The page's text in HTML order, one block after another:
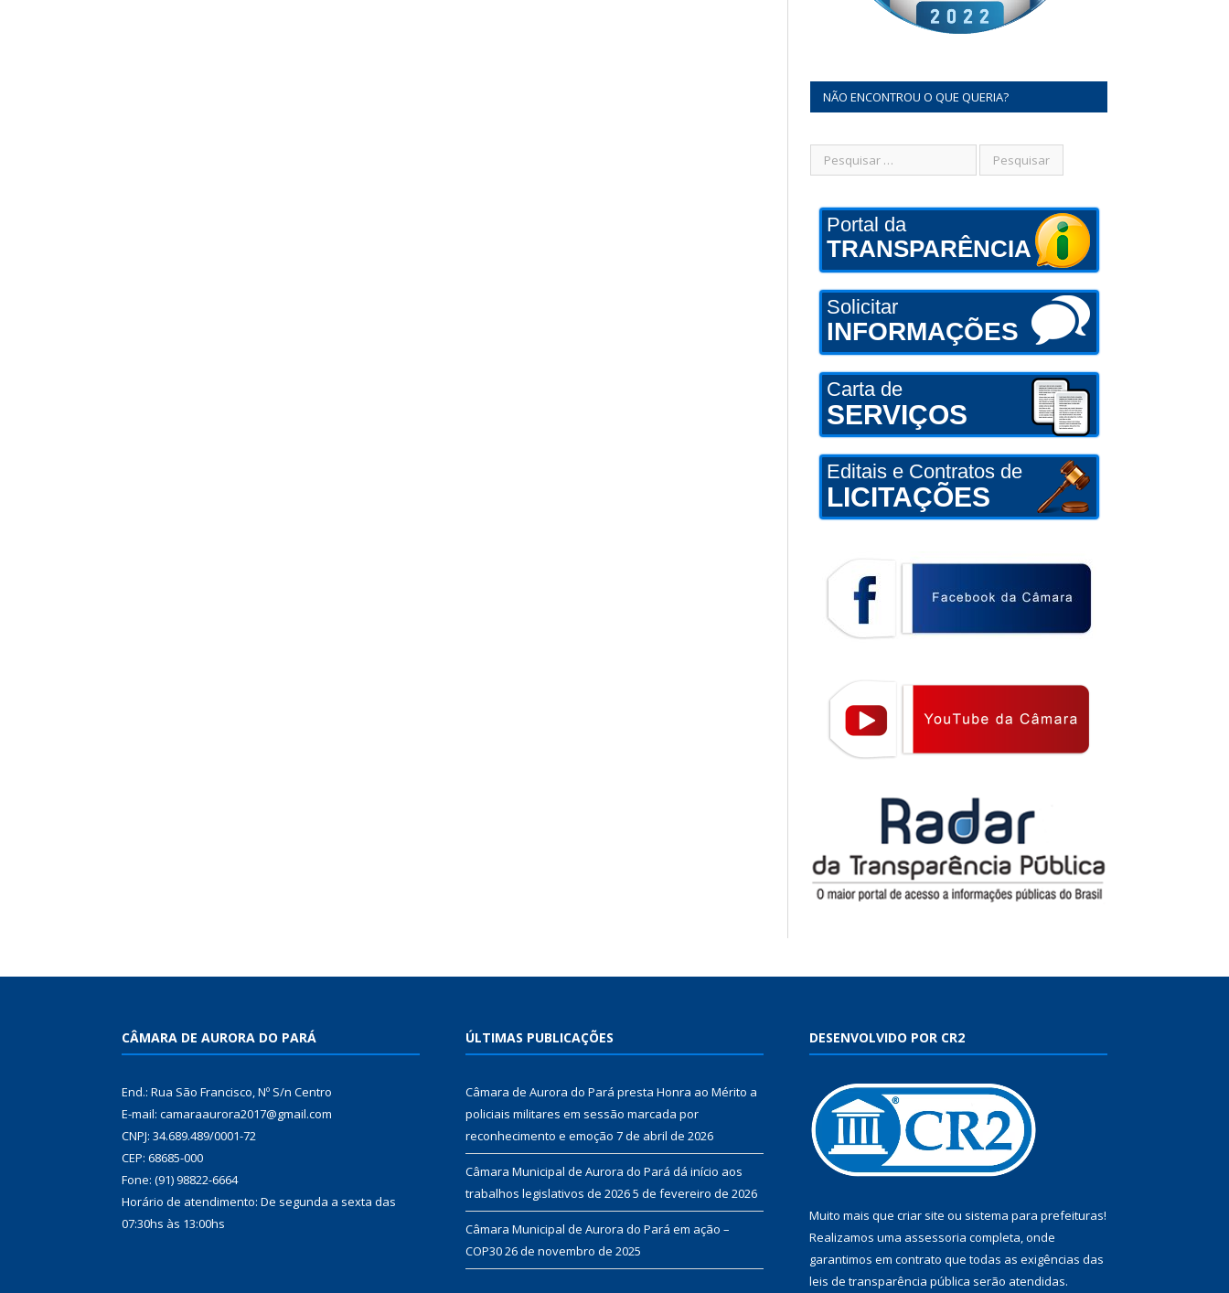
NÃO ENCONTROU O QUE QUERIA?
Portal da
TRANSPARÊNCIA
Solicitar
INFORMAÇÕES
Carta de
SERVIÇOS
Editais e Contratos de
LICITAÇÕES
CÂMARA DE AURORA DO PARÁ
End.: Rua São Francisco, Nº S/n Centro
E-mail: camaraaurora2017@gmail.com
CNPJ: 34.689.489/0001-72
CEP: 68685-000
Fone: (91) 98822-6664
Horário de atendimento: De segunda a sexta das
07:30hs às 13:00hs
ÚLTIMAS PUBLICAÇÕES
Câmara de Aurora do Pará presta Honra ao Mérito a
policiais militares em sessão marcada por
reconhecimento e emoção 7 de abril de 2026
Câmara Municipal de Aurora do Pará dá início aos
trabalhos legislativos de 20265 de fevereiro de 2026
Câmara Municipal de Aurora do Pará em ação –
COP3026 de novembro de 2025
DESENVOLVIDO POR CR2
Muito mais que criar site ou sistema para prefeituras!
Realizamos uma assessoria completa, onde
garantimos em contrato que todas as exigências das
leis de transparência pública serão atendidas.